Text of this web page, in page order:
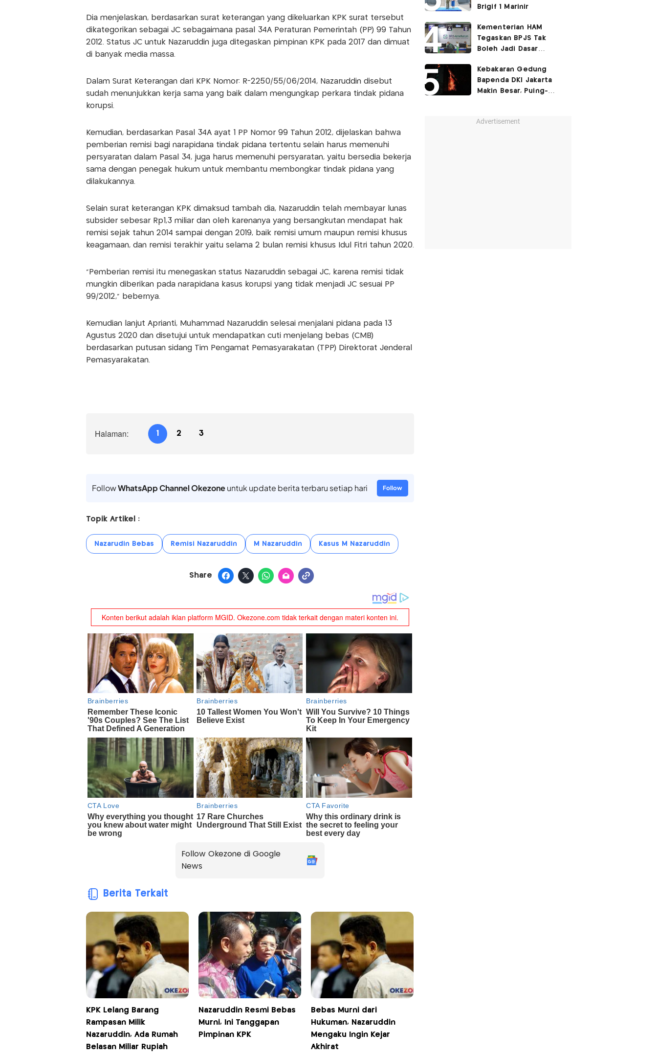
Dia menjelaskan, berdasarkan surat keterangan yang dikeluarkan KPK surat tersebut
dikategorikan sebagai JC sebagaimana pasal 34A Peraturan Pemerintah (PP) 99 Tahun
2012. Status JC untuk Nazaruddin juga ditegaskan pimpinan KPK pada 2017 dan dimuat
di banyak media massa.
Dalam Surat Keterangan dari KPK Nomor: R-2250/55/06/2014, Nazaruddin disebut
sudah menunjukkan kerja sama yang baik dalam mengungkap perkara tindak pidana
korupsi.
Kemudian, berdasarkan Pasal 34A ayat 1 PP Nomor 99 Tahun 2012, dijelaskan bahwa
pemberian remisi bagi narapidana tindak pidana tertentu selain harus memenuhi
persyaratan dalam Pasal 34, juga harus memenuhi persyaratan, yaitu bersedia bekerja
sama dengan penegak hukum untuk membantu membongkar tindak pidana yang
dilakukannya.
Selain surat keterangan KPK dimaksud tambah dia, Nazaruddin telah membayar lunas
subsider sebesar Rp1,3 miliar dan oleh karenanya yang bersangkutan mendapat hak
remisi sejak tahun 2014 sampai dengan 2019, baik remisi umum maupun remisi khusus
keagamaan, dan remisi terakhir yaitu selama 2 bulan remisi khusus Idul Fitri tahun 2020.
"Pemberian remisi itu menegaskan status Nazaruddin sebagai JC, karena remisi tidak
mungkin diberikan pada narapidana kasus korupsi yang tidak menjadi JC sesuai PP
99/2012," bebernya.
Kemudian lanjut Aprianti, Muhammad Nazaruddin selesai menjalani pidana pada 13
Agustus 2020 dan disetujui untuk mendapatkan cuti menjelang bebas (CMB)
berdasarkan putusan sidang Tim Pengamat Pemasyarakatan (TPP) Direktorat Jenderal
Pemasyarakatan.
Halaman: 1 2 3
FollowWhatsApp Channel Okezoneuntuk update berita terbaru setiap hari Follow
Topik Artikel :
Nazarudin Bebas Remisi Nazaruddin M Nazaruddin Kasus M Nazaruddin
Share
Follow Okezone di Google
News
Berita Terkait
KPK Lelang Barang
Rampasan Milik
Nazaruddin, Ada Rumah
Belasan Miliar Rupiah
Nazaruddin Resmi Bebas
Murni, Ini Tanggapan
Pimpinan KPK
Bebas Murni dari
Hukuman, Nazaruddin
Mengaku Ingin Kejar
Akhirat
Brigif 1 Marinir
Kementerian HAM
Tegaskan BPJS Tak
Boleh Jadi Dasar
Layanan Kesehatan
Kebakaran Gedung
Bapenda DKI Jakarta
Makin Besar, Puing-
Advertisement